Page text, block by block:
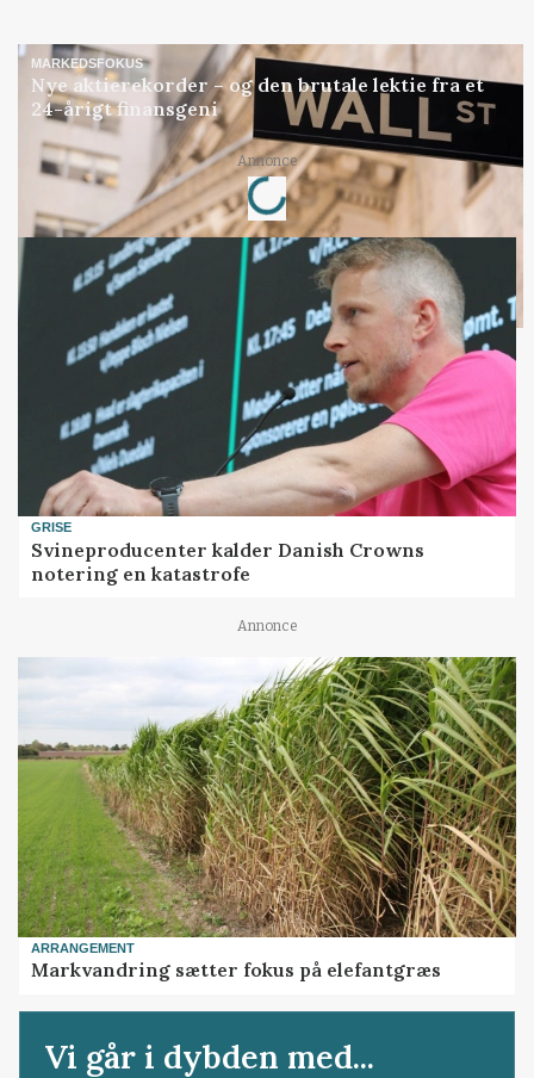
MARKEDSFOKUS
Nye aktierekorder – og den brutale lektie fra et
24-årigt finansgeni
Annonce
Loading...
GRISE
Svineproducenter kalder Danish Crowns
notering en katastrofe
Annonce
ARRANGEMENT
Markvandring sætter fokus på elefantgræs
Vi går i dybden med...